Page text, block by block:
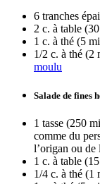
6 tranches
2 c. à table
1 c. à thé (5
1/2 c. à thé (2
moulu
Salade de fines
1 tasse (250
comme du
l’origan ou de
1 c. à table
1/4 c. à thé (1